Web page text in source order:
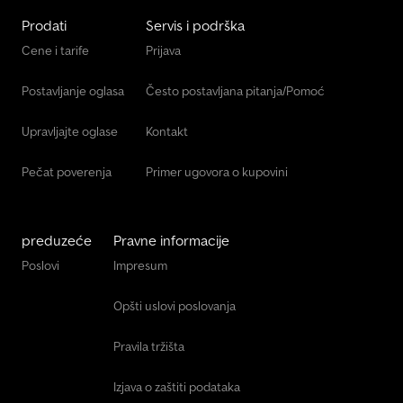
Prodati
Cene i tarife
Postavljanje oglasa
Upravljajte oglase
Pečat poverenja
Servis i podrška
Prijava
Često postavljana pitanja/Pomoć
Kontakt
Primer ugovora o kupovini
preduzeće
Poslovi
Pravne informacije
Impresum
Opšti uslovi poslovanja
Pravila tržišta
Izjava o zaštiti podataka